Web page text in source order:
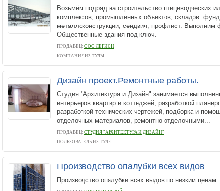
Возьмём подряд на строительство птицеводческих
комплексов, промышленных объектов, складов:
металлоконструкции, сендвич, профлист. Выполним
Общественные здания под ключ.
ПРОДАВЕЦ: ООО ЛЕГИОН
КОМПАНИЯ ИЗ ТУЛЫ
Дизайн проект.Ремонтные работы.
Студия "Архитектура и Дизайн" занимается
интерьеров квартир и коттеджей, разработкой
разработкой технических чертежей, подборка и
отделочных материалов, ремонтно-отделочными...
ПРОДАВЕЦ: СТУДИЯ "АРХИТЕКТУРА И ДИЗАЙН"
ПОЛЬЗОВАТЕЛЬ ИЗ ТУЛЫ
Производство опалубки всех видов
Производство опалубки всех выдов по низким ценам